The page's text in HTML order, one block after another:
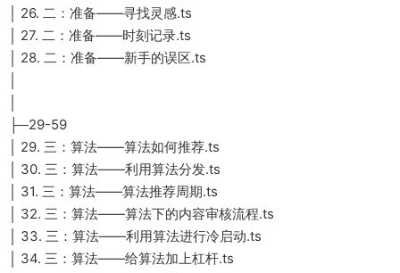
│ 26. 二：准备——寻找灵感.ts
│ 27. 二：准备——时刻记录.ts
│ 28. 二：准备——新手的误区.ts
├─29-59
│ 29. 三：算法——算法如何推荐.ts
│ 30. 三：算法——利用算法分发.ts
│ 31. 三：算法——算法推荐周期.ts
│ 32. 三：算法——算法下的内容审核流程.ts
│ 33. 三：算法——利用算法进行冷启动.ts
│ 34. 三：算法——给算法加上杠杆.ts